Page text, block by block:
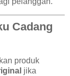
Cadang
produk
jika